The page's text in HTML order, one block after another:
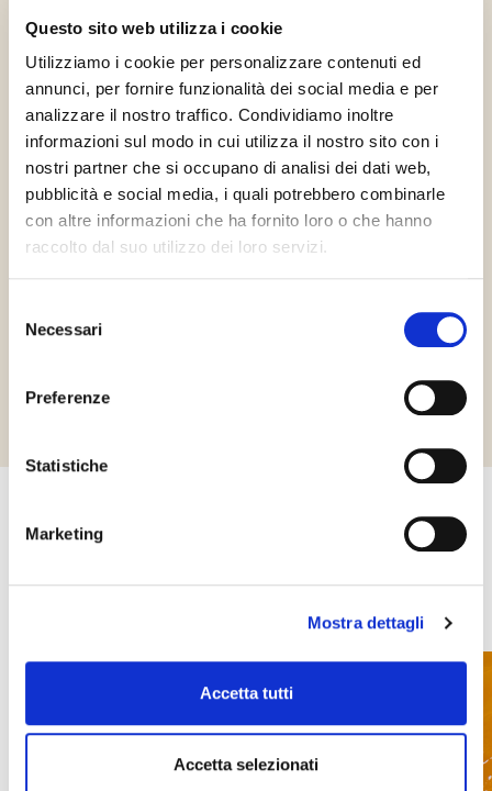
Questo sito web utilizza i cookie
Utilizziamo i cookie per personalizzare contenuti ed
annunci, per fornire funzionalità dei social media e per
analizzare il nostro traffico. Condividiamo inoltre
informazioni sul modo in cui utilizza il nostro sito con i
nostri partner che si occupano di analisi dei dati web,
pubblicità e social media, i quali potrebbero combinarle
con altre informazioni che ha fornito loro o che hanno
raccolto dal suo utilizzo dei loro servizi.
delNecessari
Preferenze
Statistiche
Marketing
Mostra dettagli
Accetta tutti
Accetta selezionati
2 dobozok x 2.8kg (5.6kg)
Egyéb termékek, amelyek
érdekelhetik Önt